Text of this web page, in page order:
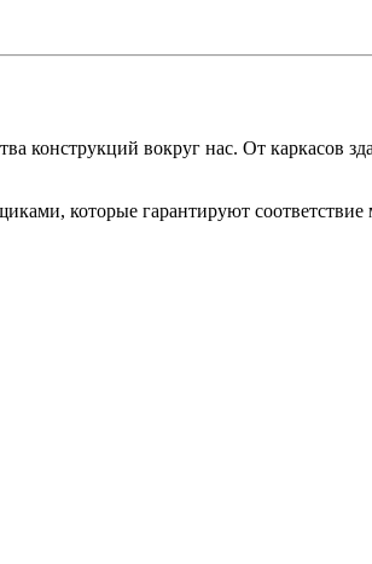
конструкций вокруг нас. От каркасов
которые гарантируют соответствие